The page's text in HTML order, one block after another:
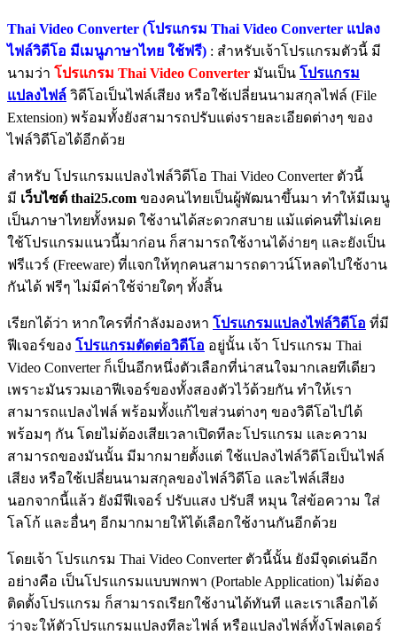
Thai Video Converter (โปรแกรม Thai Video Converter แปลง
ไฟล์วิดีโอ มีเมนูภาษาไทย ใช้ฟรี) : สำหรับเจ้าโปรแกรมตัวนี้ มี
นามว่า โปรแกรม Thai Video Converter มันเป็น โปรแกรม
แปลงไฟล์ วิดีโอเป็นไฟล์เสียง หรือใช้เปลี่ยนนามสกุลไฟล์ (File
Extension) พร้อมทั้งยังสามารถปรับแต่งรายละเอียดต่างๆ ของ
ไฟล์วิดีโอได้อีกด้วย
สำหรับ โปรแกรมแปลงไฟล์วิดีโอ Thai Video Converter ตัวนี้
มี เว็บไซต์ thai25.com ของคนไทยเป็นผู้พัฒนาขึ้นมา ทำให้มีเมนู
เป็นภาษาไทยทั้งหมด ใช้งานได้สะดวกสบาย แม้แต่คนที่ไม่เคย
ใช้โปรแกรมแนวนี้มาก่อน ก็สามารถใช้งานได้ง่ายๆ และยังเป็น
ฟรีแวร์ (Freeware) ที่แจกให้ทุกคนสามารถดาวน์โหลดไปใช้งาน
กันได้ ฟรีๆ ไม่มีค่าใช้จ่ายใดๆ ทั้งสิ้น
เรียกได้ว่า หากใครที่กำลังมองหา โปรแกรมแปลงไฟล์วิดีโอ ที่มี
ฟีเจอร์ของ โปรแกรมตัดต่อวิดีโอ อยู่นั้น เจ้า โปรแกรม Thai
Video Converter ก็เป็นอีกหนึ่งตัวเลือกที่น่าสนใจมากเลยทีเดียว
เพราะมันรวมเอาฟีเจอร์ของทั้งสองตัวไว้ด้วยกัน ทำให้เรา
สามารถแปลงไฟล์ พร้อมทั้งแก้ไขส่วนต่างๆ ของวิดีโอไปได้
พร้อมๆ กัน โดยไม่ต้องเสียเวลาเปิดทีละโปรแกรม และความ
สามารถของมันนั้น มีมากมายตั้งแต่ ใช้แปลงไฟล์วิดีโอเป็นไฟล์
เสียง หรือใช้เปลี่ยนนามสกุลของไฟล์วิดีโอ และไฟล์เสียง
นอกจากนี้แล้ว ยังมีฟีเจอร์ ปรับแสง ปรับสี หมุน ใส่ข้อความ ใส่
โลโก้ และอื่นๆ อีกมากมายให้ได้เลือกใช้งานกันอีกด้วย
โดยเจ้า โปรแกรม Thai Video Converter ตัวนี้นั้น ยังมีจุดเด่นอีก
อย่างคือ เป็นโปรแกรมแบบพกพา (Portable Application) ไม่ต้อง
ติดตั้งโปรแกรม ก็สามารถเรียกใช้งานได้ทันที และเราเลือกได้
ว่าจะให้ตัวโปรแกรมแปลงทีละไฟล์ หรือแปลงไฟล์ทั้งโฟลเดอร์